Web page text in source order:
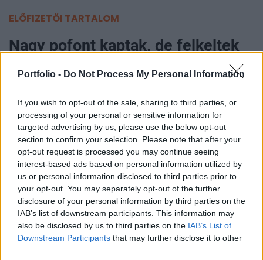
Portfolio - Do Not Process My Personal Information
If you wish to opt-out of the sale, sharing to third parties, or
processing of your personal or sensitive information for
targeted advertising by us, please use the below opt-out
section to confirm your selection. Please note that after your
opt-out request is processed you may continue seeing
interest-based ads based on personal information utilized by
us or personal information disclosed to third parties prior to
your opt-out. You may separately opt-out of the further
disclosure of your personal information by third parties on the
IAB’s list of downstream participants. This information may
also be disclosed by us to third parties on the IAB’s List of
Downstream Participants that may further disclose it to other
ELŐFIZETŐI TARTALOM
Nagy pofont kaptak, de felkeltek
2016. január 20. 22:08
Szerdán is folytatódott az év eleje óta tartó
eladási hullám a Wall Streeten, köszönhetően
annak, hogy a nyersolajárak nem tudnak megállni
a lejtőn és fokozódnak a globális lassulással
kapcsolatos félelmek. A Dow Jones 550 pontos
esésnél is járt, míg az S&P500 záróárfolyama több
mint egy éves mélypontot ütött meg. Az amerikai
nyersolaj ára 2003. évi mélypontjára esett.